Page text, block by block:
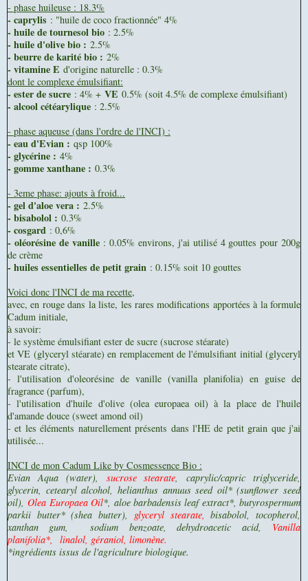
- phase huileuse : 18.3%
- caprylis : "huile de coco fractionnée" 4%
- huile de tournesol bio : 2.5%
- huile d'olive bio : 2.5%
- beurre de karité bio : 2%
- vitamine E d'origine naturelle : 0.3%
dont le complexe émulsifiant:
- ester de sucre : 4% + VE 0.5% (soit 4.5% de complexe émulsifiant)
- alcool cétéarylique : 2.5%
- phase aqueuse (dans l'ordre de l'INCI) :
- eau d'Evian : qsp 100%
- glycérine : 4%
- gomme xanthane : 0.3%
- 3eme phase: ajouts à froid...
- gel d'aloe vera : 2.5%
- bisabolol : 0.3%
- cosgard : 0,6%
- oléorésine de vanille: 0.05% environs, j'ai utilisé 4 gouttes pour 200g
de crème
- huiles essentielles de petit grain : 0.15% soit 10 gouttes
Voici donc l'INCI de ma recette,
avec, en rouge dans la liste, les rares modifications apportées à la formule
Cadum initiale,
à savoir:
- le système émulsifiant ester de sucre (sucrose stéarate)
et VE (glyceryl stéarate) en remplacement de l'émulsifiant initial (glyceryl
stearate citrate),
- l'utilisation d'oleorésine de vanille (vanilla planifolia) en guise de
fragrance (parfum),
- l'utilisation d'huile d'olive (olea europaea oil) à la place de l'huile
d'amande douce (sweet amond oil)
- et les éléments naturellement présents dans l'HE de petit grain que j'ai
utilisée...
INCI de mon Cadum Like by Cosmessence Bio :
Evian Aqua (water), sucrose stearate, caprylic/capric triglyceride,
glycerin, cetearyl alcohol, helianthus annuus seed oil* (sunflower seed
oil),Olea Europaea Oil*, aloe barbadensis leaf extract*, butyrospermum
parkii butter* (shea butter), glyceryl stearate,bisabolol, tocopherol,
xanthan gum, sodium benzoate, dehydroacetic acid, Vanilla
planifolia*, linalol, géraniol, limonène.
*ingrédients issus de l'agriculture biologique.